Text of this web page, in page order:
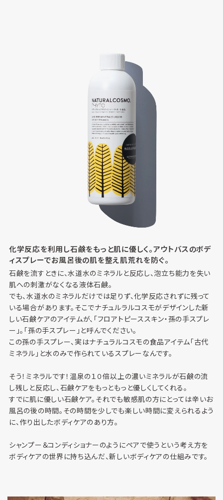
化学反応を利用し石鹸をもっと肌に優しく。アウトバスのボデ
ィスプレーでお風呂後の肌を整え肌荒れを防ぐ。
石鹸を流すときに、水道水のミネラルと反応し、泡立ち能力を失い
肌への刺激がなくなる液体石鹸。
でも、水道水のミネラルだけでは足りず、化学反応されずに残って
いる場合があります。そこでナチュルラルコスモがデザインした新
しい石鹸ケアのアイテムが、「フロアトピーススキン・孫の手スプレ
ー」。「孫の手スプレー」と呼んでください。
この孫の手スプレー、実はナチュラルコスモの食品アイテム「古代
ミネラル」と水のみで作られているスプレーなんです。
そう！ミネラルです！温泉の１０倍以上の濃いミネラルが石鹸の流
し残しと反応し、石鹸ケアをもっともっと優しくしてくれる。
すでに肌に優しい石鹸ケア。それでも敏感肌の方にとっては辛いお
風呂の後の時間。その時間を少しでも楽しい時間に変えられるよう
に、作り出したボディケアのあり方。
シャンプー＆コンディショナーのようにペアで使うという考え方を
ボディケアの世界に持ち込んだ、新しいボディケアの仕組みです。